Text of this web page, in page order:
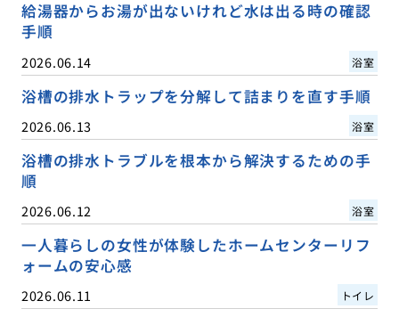
給湯器からお湯が出ないけれど水は出る時の確認
手順
2026.06.14 浴室
浴槽の排水トラップを分解して詰まりを直す手順
2026.06.13 浴室
浴槽の排水トラブルを根本から解決するための手
順
2026.06.12 浴室
一人暮らしの女性が体験したホームセンターリフ
ォームの安心感
2026.06.11 トイレ